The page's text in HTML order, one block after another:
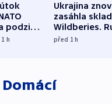
podzim,
služby
h
Ukrajina
zasáhla
Wildberies.
útočili v
před 1h
Domácí